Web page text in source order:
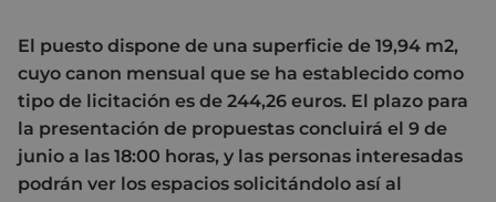
El puesto dispone de una superficie de 19,94 m2,
cuyo canon mensual que se ha establecido como
tipo de licitación es de 244,26 euros. El plazo para
la presentación de propuestas concluirá el 9 de
junio a las 18:00 horas, y las personas interesadas
podrán ver los espacios solicitándolo así al